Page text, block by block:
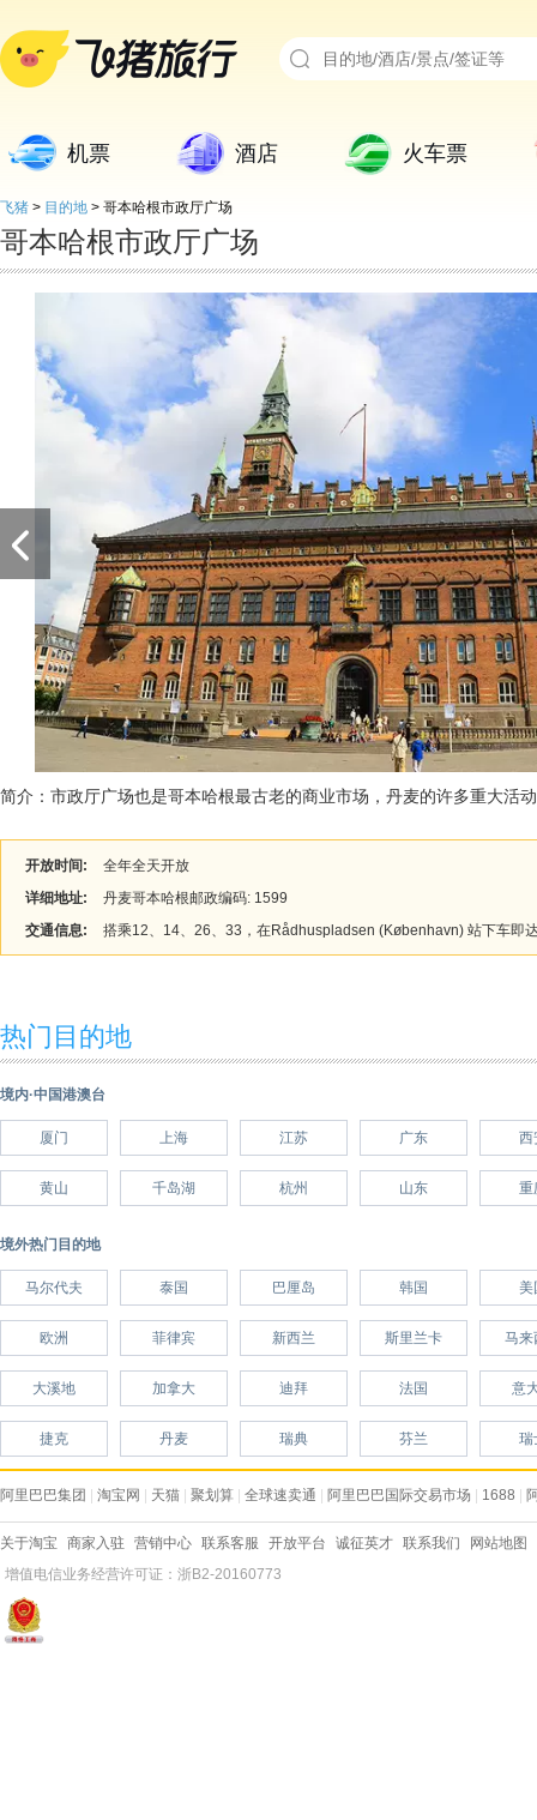
机票 酒店 火车票
飞猪 > 目的地 > 哥本哈根市政厅广场
哥本哈根市政厅广场
简介：市政厅广场也是哥本哈根最古老的商业市场，丹麦的许多重大活
开放时间:
全年全天开放
详细地址:
丹麦哥本哈根邮政编码: 1599
交通信息:
搭乘12、14、26、33，在Rådhuspladsen (København) 站下车即
热门目的地
境内·中国港澳台
厦门 上海 江苏 广东 西
黄山 千岛湖 杭州 山东 重
境外热门目的地
马尔代夫 泰国 巴厘岛 韩国 美
欧洲 菲律宾 新西兰 斯里兰卡 马来
大溪地 加拿大 迪拜 法国 意
捷克 丹麦 瑞典 芬兰 瑞
阿里巴巴集团 淘宝网 天猫 聚划算 全球速卖通 阿里巴巴国际交易市场 1688
关于淘宝 商家入驻 营销中心 联系客服 开放平台 诚征英才 联系我们
网站地图
增值电信业务经营许可证：浙B2-20160773